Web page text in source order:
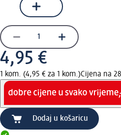
4,95 €
1 kom. (4,95 € za 1 kom.)Cijena na
Dodaj u košaricu